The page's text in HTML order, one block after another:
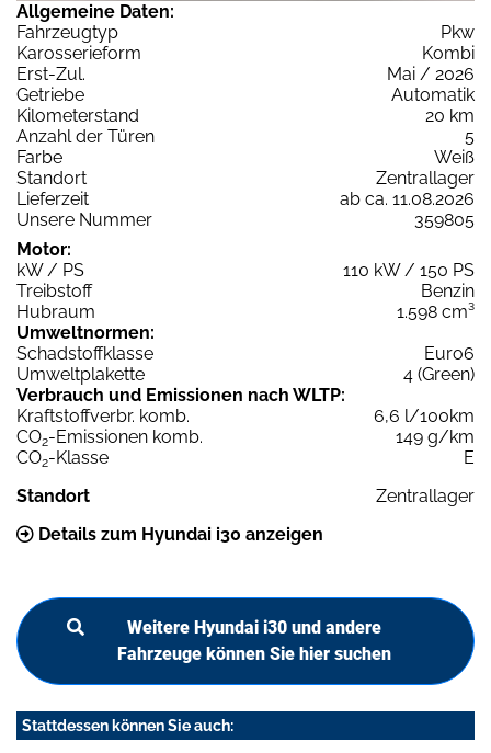
Allgemeine Daten:
Fahrzeugtyp
Pkw
Karosserieform
Kombi
Erst-Zul.
Mai / 2026
Getriebe
Automatik
Kilometerstand
20 km
Anzahl der Türen
5
Farbe
Weiß
Standort
Zentrallager
Lieferzeit
ab ca. 11.08.2026
Unsere Nummer
359805
Motor:
kW / PS
110 kW / 150 PS
Treibstoff
Benzin
Hubraum
1.598 cm³
Umweltnormen:
Schadstoffklasse
Euro6
Umweltplakette
4 (Green)
Verbrauch und Emissionen nach WLTP:
Kraftstoffverbr. komb.
6,6 l/100km
CO2-Emissionen komb.
149 g/km
CO2-Klasse
E
Standort
Zentrallager
Details zum Hyundai i30 anzeigen
Weitere Hyundai i30 und andere
Fahrzeuge können Sie hier suchen
Stattdessen können Sie auch: